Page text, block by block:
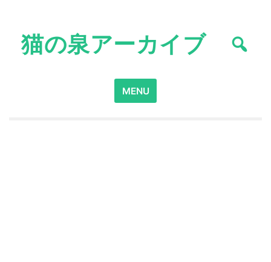
content猫の泉アーカイブ
Search
for:
MENU